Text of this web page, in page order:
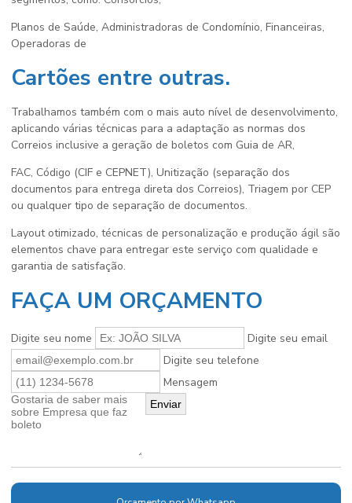
Planos de Saúde, Administradoras de Condomínio, Financeiras,
Operadoras de
Cartões entre outras.
Trabalhamos também com o mais auto nível de desenvolvimento,
aplicando várias técnicas para a adaptação as normas dos
Correios inclusive a geração de boletos com Guia de AR,
FAC, Código (CIF e CEPNET), Unitização (separação dos
documentos para entrega direta dos Correios), Triagem por CEP
ou qualquer tipo de separação de documentos.
Layout otimizado, técnicas de personalização e produção ágil são
elementos chave para entregar este serviço com qualidade e
garantia de satisfação.
FAÇA UM ORÇAMENTO
Digite seu nome
Digite seu email
Digite seu telefone
Mensagem